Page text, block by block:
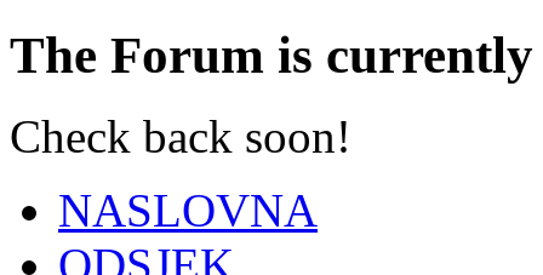
The Forum is
Check back soon!
NASLOVNA
ODSJEK